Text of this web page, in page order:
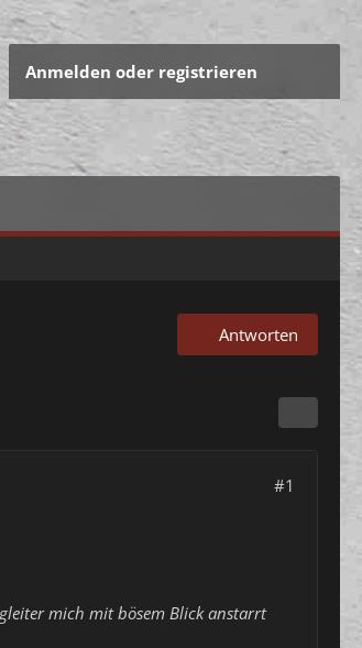
Anmelden oder registrieren
Antworten
#1
mich mit bösem Blick anstarrt